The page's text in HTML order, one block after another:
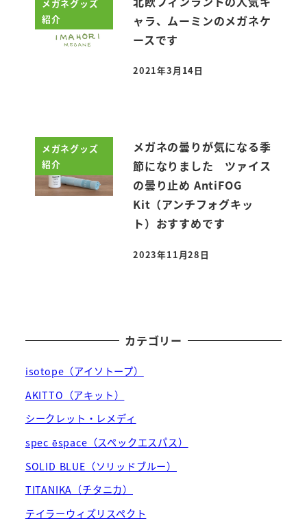
メガネグッズ
紹介
ャラ、ムーミンのメガネケ
ースです
投稿日
2021年3月14日
メガネグッズ
紹介
メガネの曇りが気になる季
節になりました ツァイス
の曇り止め AntiFOG
Kit（アンチフォグキッ
ト）おすすめです
投稿日
2023年11月28日
カテゴリー
isotope（アイソトープ）
AKITTO（アキット）
シークレット・レメディ
spec ēspace（スペックエスパス）
SOLID BLUE（ソリッドブルー）
TITANIKA（チタニカ）
テイラーウィズリスペクト